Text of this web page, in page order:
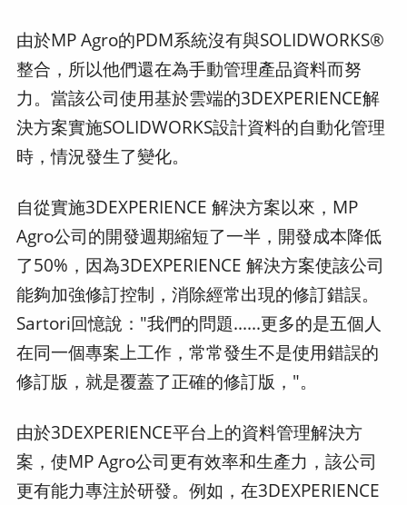
由於MP Agro的PDM系統沒有與SOLIDWORKS®
整合，所以他們還在為手動管理產品資料而努
力。當該公司使用基於雲端的3DEXPERIENCE解
決方案實施SOLIDWORKS設計資料的自動化管理
時，情況發生了變化。
自從實施3DEXPERIENCE 解決方案以來，MP
Agro公司的開發週期縮短了一半，開發成本降低
了50%，因為3DEXPERIENCE 解決方案使該公司
能夠加強修訂控制，消除經常出現的修訂錯誤。
Sartori回憶說："我們的問題......更多的是五個人
在同一個專案上工作，常常發生不是使用錯誤的
修訂版，就是覆蓋了正確的修訂版，"。
由於3DEXPERIENCE平台上的資料管理解決方
案，使MP Agro公司更有效率和生產力，該公司
更有能力專注於研發。例如，在3DEXPERIENCE